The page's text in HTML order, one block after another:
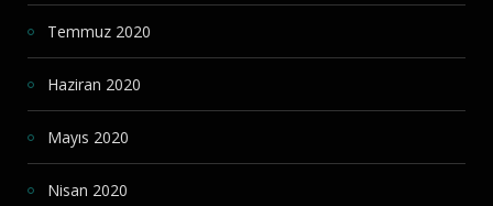
Temmuz 2020
Haziran 2020
Mayıs 2020
Nisan 2020